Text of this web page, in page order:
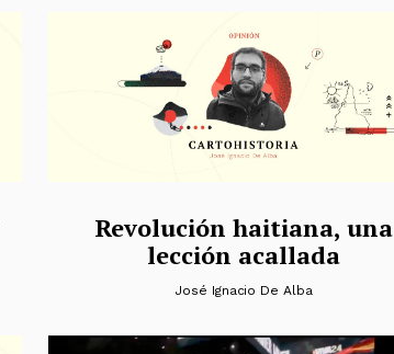
Revolución haitiana, una
lección acallada
José Ignacio De Alba